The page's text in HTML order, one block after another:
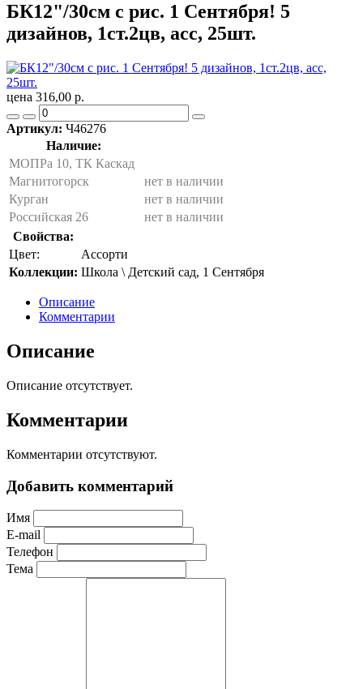
БК12"/30см с рис. 1 Сентября! 5
дизайнов, 1ст.2цв, асс, 25шт.
цена 316,00 р.
Артикул: Ч46276
Наличие:
МОПРа 10, ТК Каскад
Магнитогорск
нет в наличии
Курган
нет в наличии
Российская 26
нет в наличии
Свойства:
Цвет:
Ассорти
Коллекции: Школа \ Детский сад, 1 Сентября
Описание
Комментарии
Описание
Описание отсутствует.
Комментарии
Комментарии отсутствуют.
Добавить комментарий
Имя
E-mail
Телефон
Тема